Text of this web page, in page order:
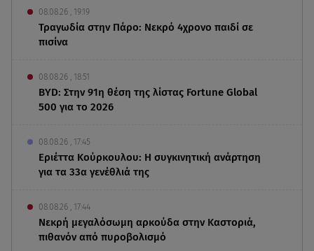
08.08.26 , 19:19
Τραγωδία στην Πάρο: Νεκρό 4χρονο παιδί σε
πισίνα
08.08.26 , 18:51
BYD: Στην 91η θέση της λίστας Fortune Global
500 για το 2026
08.08.26 , 17:45
Εριέττα Κούρκουλου: Η συγκινητική ανάρτηση
για τα 33α γενέθλιά της
08.08.26 , 17:44
Νεκρή μεγαλόσωμη αρκούδα στην Καστοριά,
πιθανόν από πυροβολισμό